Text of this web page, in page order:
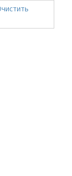
из цветной
капусты